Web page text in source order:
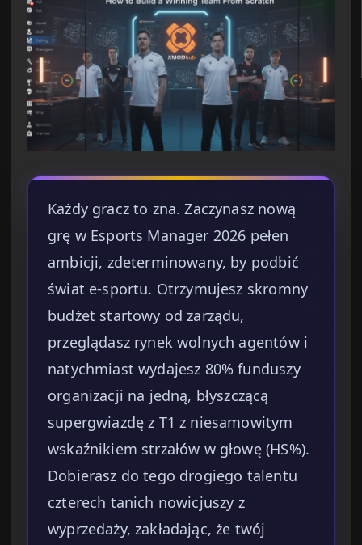
Każdy gracz to zna. Zaczynasz nową
grę w Esports Manager 2026 pełen
ambicji, zdeterminowany, by podbić
świat e-sportu. Otrzymujesz skromny
budżet startowy od zarządu,
przeglądasz rynek wolnych agentów i
natychmiast wydajesz 80% funduszy
organizacji na jedną, błyszczącą
supergwiazdę z T1 z niesamowitym
wskaźnikiem strzałów w głowę (HS%).
Dobierasz do tego drogiego talentu
czterech tanich nowicjuszy z
wyprzedaży, zakładając, że twój